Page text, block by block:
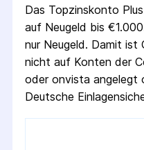
Das Topzinskonto
auf Neugeld bis
nur Neugeld. Damit ist
nicht auf Konten der
oder onvista angelegt
Deutsche